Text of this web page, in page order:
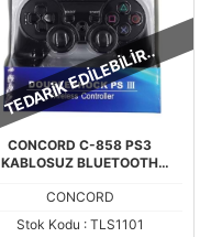
TEDARİK EDİLEBİLİR..
CONCORD C-858 PS3
KABLOSUZ BLUETOOTH
CONCORD
Stok Kodu : TLS1101